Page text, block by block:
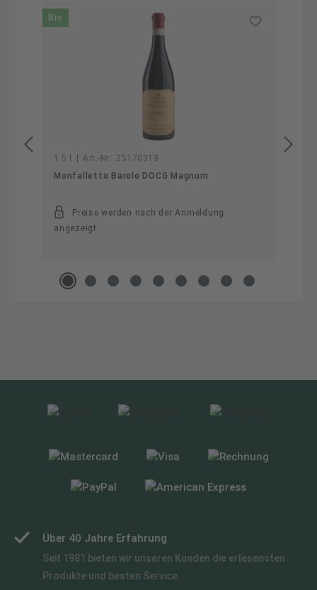
Produktgalerie überspringen
Bio
1.5 l Art.-Nr.: 25170319
Monfalletto Barolo DOCG Magnum
Preise werden nach der Anmeldung
angezeigt.
Über 40 Jahre Erfahrung
Seit 1981 bieten wir unseren Kunden die erlesensten
Produkte und besten Service